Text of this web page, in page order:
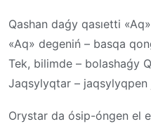
Qashan daǵy qasıetti
«Aq» degeniń – basqa
Tek, bilimde – bolashaǵy
Jaqsylyqtar – jaqsylyqpen
Orystar da ósip-óngen el